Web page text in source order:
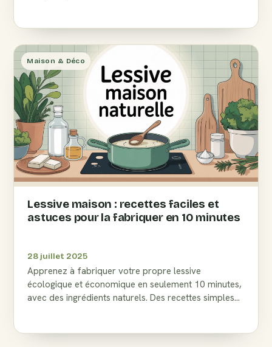
Maison & Déco
Lessive maison : recettes faciles et
astuces pour la fabriquer en 10 minutes
28 juillet 2025
Apprenez à fabriquer votre propre lessive
écologique et économique en seulement 10 minutes,
avec des ingrédients naturels. Des recettes simples